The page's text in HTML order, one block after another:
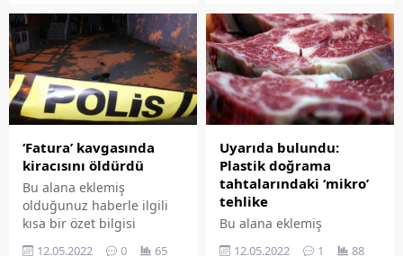
bölümünden eklenebilir.
Özet eklenmişse başlık
altında kalın olarak bu
şekilde gösterilir,
eklenmemişse bu alan boş
kalır.
sayfasında "Özet"
bölümünden eklenebilir.
Özet eklenmişse başlık
altında kalın olarak bu
şekilde gösterilir,
eklenmemişse bu alan boş
‘Fatura’ kavgasında
kiracısını öldürdü
Bu alana eklemiş
olduğunuz haberle ilgili
kısa bir özet bilgisi
12.05.2022 0 65
Uyarıda bulundu:
Plastik doğrama
tahtalarındaki ‘mikro’
tehlike
Bu alana eklemiş
12.05.2022 1 88